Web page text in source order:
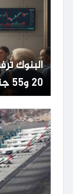
البنوك
20 و55 جنيهًا